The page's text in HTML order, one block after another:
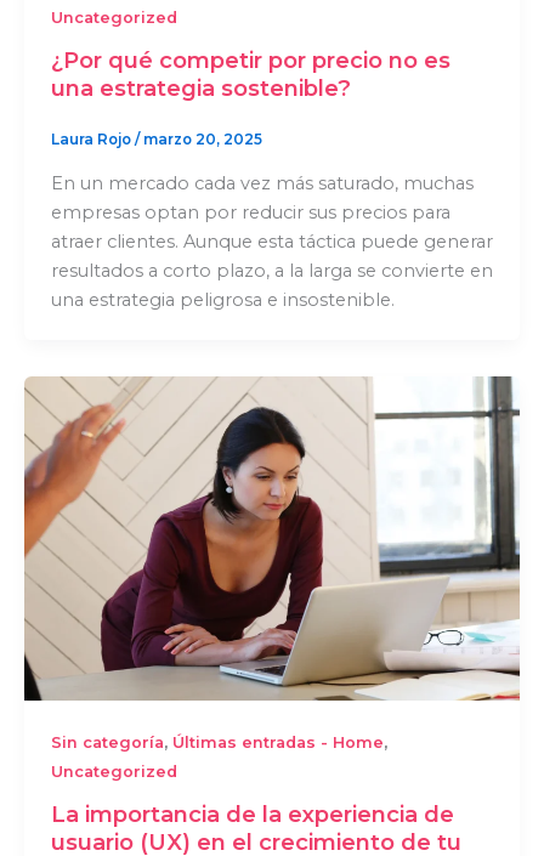
Uncategorized
¿Por qué competir por precio no es
una estrategia sostenible?
Laura Rojo / marzo 20, 2025
En un mercado cada vez más saturado, muchas
empresas optan por reducir sus precios para
atraer clientes. Aunque esta táctica puede generar
resultados a corto plazo, a la larga se convierte en
una estrategia peligrosa e insostenible.
Sin categoría, Últimas entradas - Home,
Uncategorized
La importancia de la experiencia de
usuario (UX) en el crecimiento de tu